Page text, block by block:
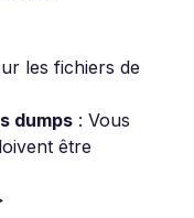
les fichiers de
dumps : Vous
être